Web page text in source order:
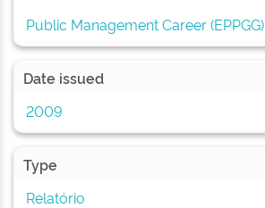
Public Management Career (EPPGG)
Date issued
2009
Type
Relatório